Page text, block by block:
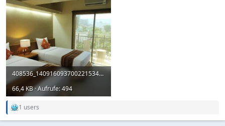
408536_14091609370022153423.jpg
66,4 KB · Aufrufe: 494
R
e
1 users